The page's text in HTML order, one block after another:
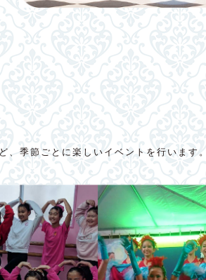
、季節ごとに楽しいイベントを行います。